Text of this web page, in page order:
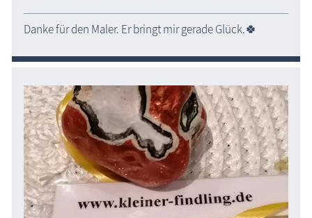
Danke für den Maler. Er bringt mir gerade Glück.🍀